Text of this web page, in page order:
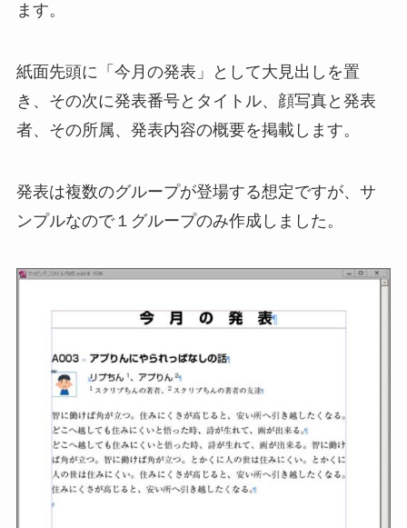
ます。
紙面先頭に「今月の発表」として大見出しを置
き、その次に発表番号とタイトル、顔写真と発表
者、その所属、発表内容の概要を掲載します。
発表は複数のグループが登場する想定ですが、サ
ンプルなので１グループのみ作成しました。